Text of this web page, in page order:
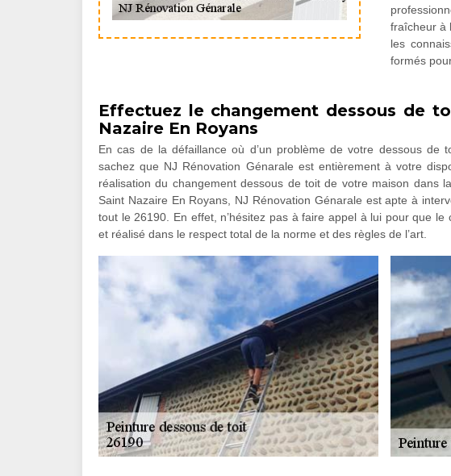
fraîcheur à
les
formés
Effectuez le changement dessous de
Nazaire En Royans
En cas de la défaillance où d’un problème de votre dessous de
sachez que NJ Rénovation Génarale est entièrement à votre
réalisation du changement dessous de toit de votre maison dans
Saint Nazaire En Royans, NJ Rénovation Génarale est apte à
tout le 26190. En effet, n’hésitez pas à faire appel à lui pour que
et réalisé dans le respect total de la norme et des règles de l’art.